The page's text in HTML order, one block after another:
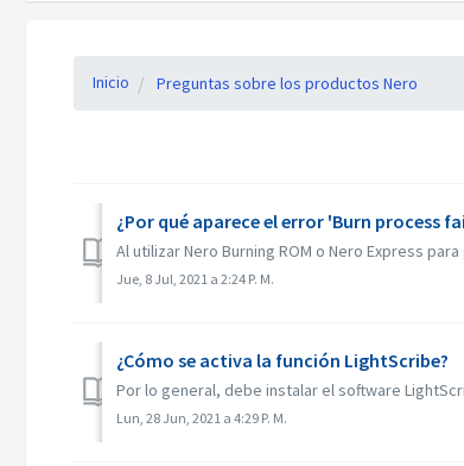
Inicio Preguntas sobre los productos Nero
¿Por qué aparece el error 'Burn process
Al utilizar Nero Burning ROM o Nero Express
Jue, 8 Jul, 2021 a 2:24 P. M.
¿Cómo se activa la función LightScribe?
Por lo general, debe instalar el software
Lun, 28 Jun, 2021 a 4:29 P. M.